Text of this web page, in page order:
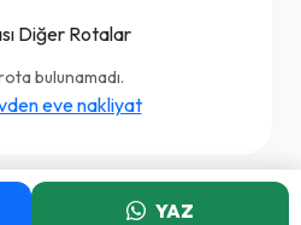
Diğer Rotalar
bulunamadı.
eve nakliyat
YAZ